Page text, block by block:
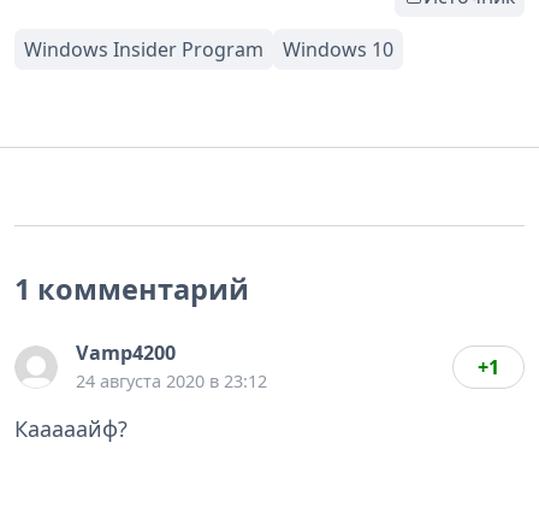
1 комментарий
Vamp4200
24 августа 2020 в 23:12
+1
Кааааайф?